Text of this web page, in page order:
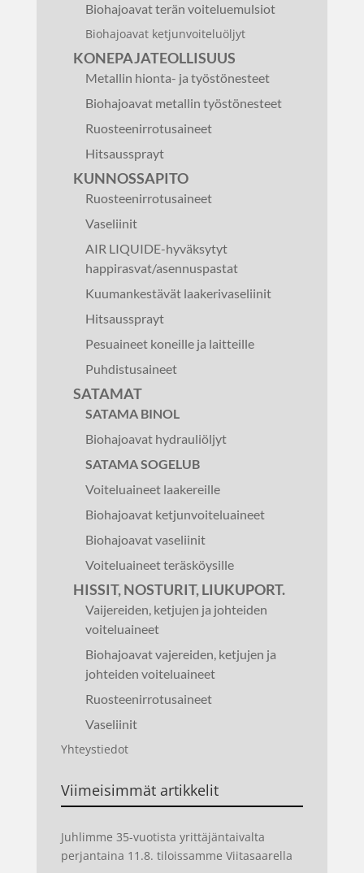
Biohajoavat terän voiteluemulsiot
Biohajoavat ketjunvoiteluöljyt
KONEPAJATEOLLISUUS
Metallin hionta- ja työstönesteet
Biohajoavat metallin työstönesteet
Ruosteenirrotusaineet
Hitsaussprayt
KUNNOSSAPITO
Ruosteenirrotusaineet
Vaseliinit
AIR LIQUIDE-hyväksytyt
happirasvat/asennuspastat
Kuumankestävät laakerivaseliinit
Hitsaussprayt
Pesuaineet koneille ja laitteille
Puhdistusaineet
SATAMAT
SATAMA BINOL
Biohajoavat hydrauliöljyt
SATAMA SOGELUB
Voiteluaineet laakereille
Biohajoavat ketjunvoiteluaineet
Biohajoavat vaseliinit
Voiteluaineet teräsköysille
HISSIT, NOSTURIT, LIUKUPORT.
Vaijereiden, ketjujen ja johteiden
voiteluaineet
Biohajoavat vajereiden, ketjujen ja
johteiden voiteluaineet
Ruosteenirrotusaineet
Vaseliinit
Yhteystiedot
Viimeisimmät artikkelit
Juhlimme 35-vuotista yrittäjäntaivalta
perjantaina 11.8. tiloissamme Viitasaarella